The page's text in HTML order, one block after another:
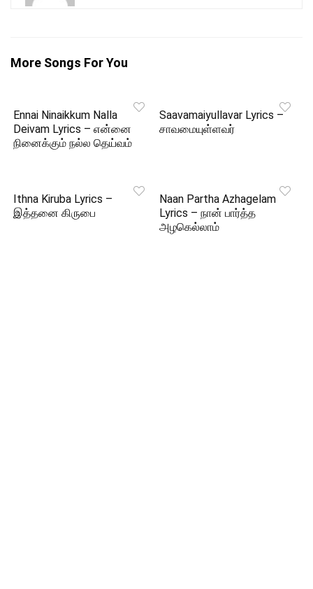
More Songs For You
Ennai Ninaikkum Nalla
Deivam Lyrics – என்னை
நினைக்கும் நல்ல தெய்வம்
Saavamaiyullavar Lyrics –
சாவமையுள்ளவர்
Ithna Kiruba Lyrics –
இத்தனை கிருபை
Naan Partha Azhagelam
Lyrics – நான் பார்த்த
அழகெல்லாம்